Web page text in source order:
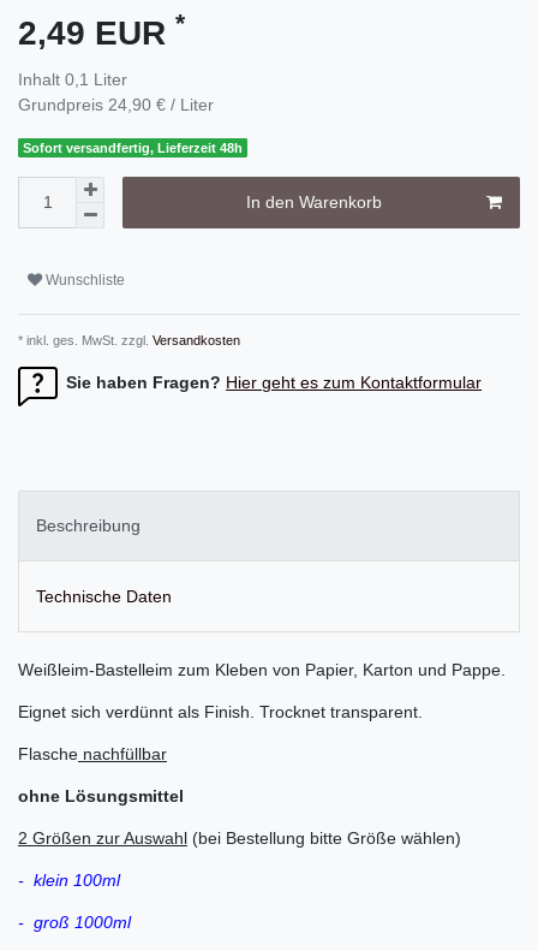
2,49 EUR *
Inhalt 0,1 Liter
Grundpreis 24,90 € / Liter
Sofort versandfertig, Lieferzeit 48h
In den Warenkorb
Wunschliste
* inkl. ges. MwSt. zzgl. Versandkosten
Sie haben Fragen? Hier geht es zum Kontaktformular
Beschreibung
Technische Daten
Weißleim-Bastelleim zum Kleben von Papier, Karton und Pappe.
Eignet sich verdünnt als Finish. Trocknet transparent.
Flasche nachfüllbar
ohne Lösungsmittel
2 Größen zur Auswahl (bei Bestellung bitte Größe wählen)
- klein 100ml
- groß 1000ml